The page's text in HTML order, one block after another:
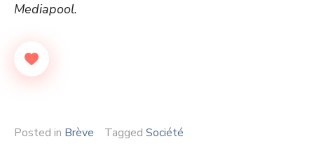
Mediapool.
Posted in Brève Tagged Société